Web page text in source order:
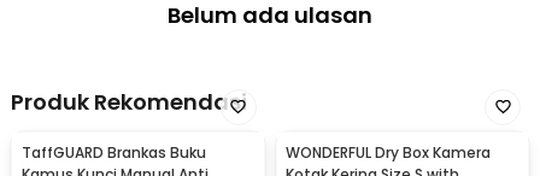
Belum ada ulasan
Produk Rekomendasi
TaffGUARD Brankas Buku
WONDERFUL Dry Box Kamera